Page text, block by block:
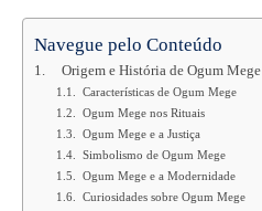
Navegue pelo Conteúdo
Origem e História de Ogum Mege
Características de Ogum Mege
Ogum Mege nos Rituais
Ogum Mege e a Justiça
Simbolismo de Ogum Mege
Ogum Mege e a Modernidade
Curiosidades sobre Ogum Mege